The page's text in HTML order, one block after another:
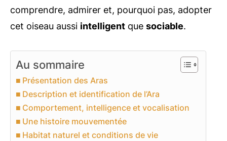
comprendre, admirer et, pourquoi pas, adopter
cet oiseau aussi intelligent que sociable.
Au sommaire
Présentation des Aras
Description et identification de l’Ara
Comportement, intelligence et vocalisation
Une histoire mouvementée
Habitat naturel et conditions de vie